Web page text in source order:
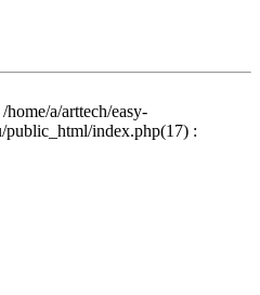
a/arttech/easy-
public_html/index.php(17) :